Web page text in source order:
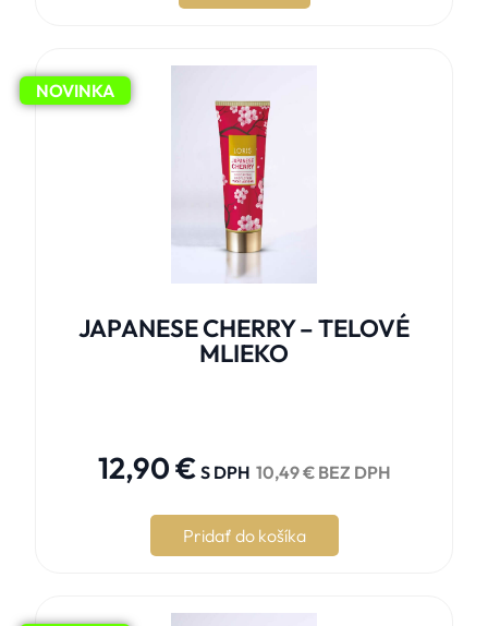
NOVINKA
JAPANESE CHERRY – TELOVÉ
MLIEKO
12,90€ S DPH 10,49€BEZ DPH
Pridať do košíka